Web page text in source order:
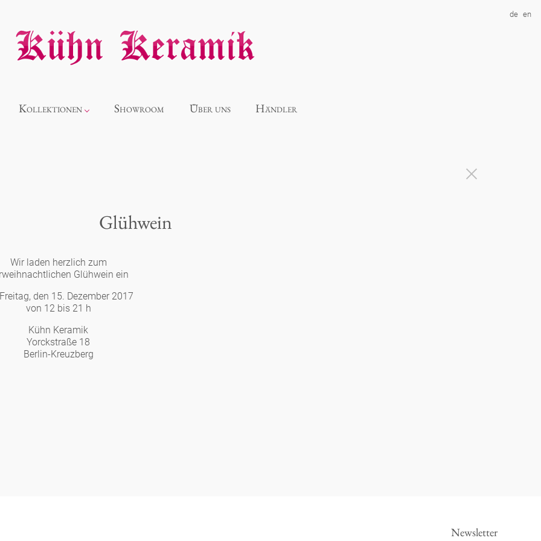
de en
Kollektionen
Souvenir
Berlin
Slumberland
Showroom Über uns Händler
Glühwein
Wir laden herzlich zum
Glühwein ein
den 15. Dezember 2017
von 12 bis 21 h
Kühn Keramik
Yorckstraße 18
Berlin-Kreuzberg
Newsletter